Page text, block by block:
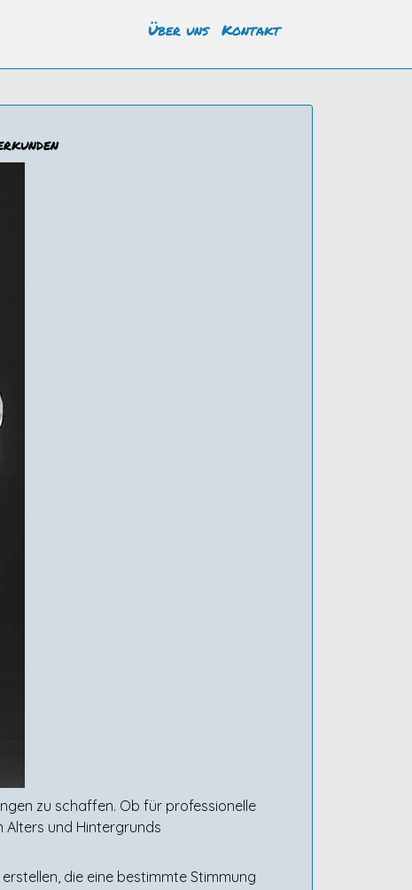
Über uns Kontakt
zu schaffen. Ob für professionelle
Alters und Hintergrunds
die eine bestimmte Stimmung